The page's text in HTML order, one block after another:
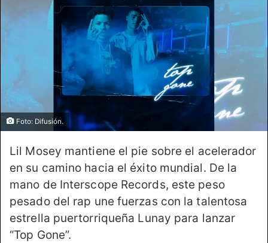
Foto: Difusión.
Lil Mosey mantiene el pie sobre el acelerador
en su camino hacia el éxito mundial. De la
mano de Interscope Records, este peso
pesado del rap une fuerzas con la talentosa
estrella puertorriqueña Lunay para lanzar
“Top Gone”.